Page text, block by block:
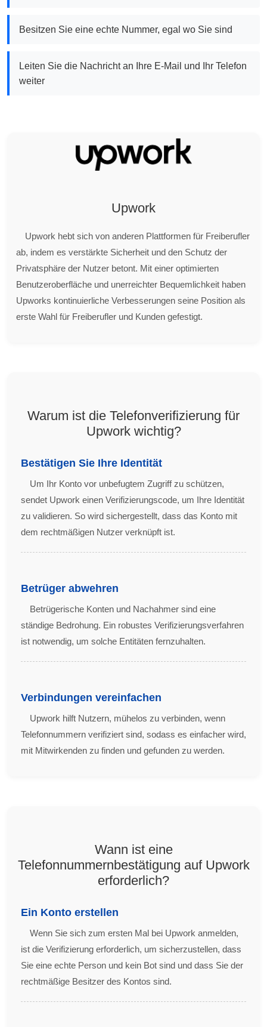
Besitzen Sie eine echte Nummer, egal wo Sie sind
Leiten Sie die Nachricht an Ihre E-Mail und Ihr Telefon
weiter
Upwork
Upwork hebt sich von anderen Plattformen für Freiberufler
ab, indem es verstärkte Sicherheit und den Schutz der
Privatsphäre der Nutzer betont. Mit einer optimierten
Benutzeroberfläche und unerreichter Bequemlichkeit haben
Upworks kontinuierliche Verbesserungen seine Position als
erste Wahl für Freiberufler und Kunden gefestigt.
Warum ist die Telefonverifizierung für
Upwork wichtig?
Bestätigen Sie Ihre Identität
Um Ihr Konto vor unbefugtem Zugriff zu schützen,
sendet Upwork einen Verifizierungscode, um Ihre Identität
zu validieren. So wird sichergestellt, dass das Konto mit
dem rechtmäßigen Nutzer verknüpft ist.
Betrüger abwehren
Betrügerische Konten und Nachahmer sind eine
ständige Bedrohung. Ein robustes Verifizierungsverfahren
ist notwendig, um solche Entitäten fernzuhalten.
Verbindungen vereinfachen
Upwork hilft Nutzern, mühelos zu verbinden, wenn
Telefonnummern verifiziert sind, sodass es einfacher wird,
mit Mitwirkenden zu finden und gefunden zu werden.
Wann ist eine
Telefonnummernbestätigung auf Upwork
erforderlich?
Ein Konto erstellen
Wenn Sie sich zum ersten Mal bei Upwork anmelden,
ist die Verifizierung erforderlich, um sicherzustellen, dass
Sie eine echte Person und kein Bot sind und dass Sie der
rechtmäßige Besitzer des Kontos sind.